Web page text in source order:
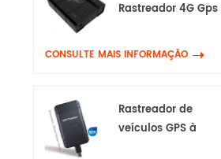
Rastreador 4G Gps
CONSULTE MAIS INFORMAÇÃO
Rastreador de
veículos GPS à